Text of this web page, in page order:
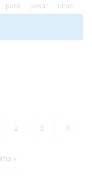
pasar unas
accesibles para
de silla de ruedas. En
premio a la Ciudad
2 3 4
»